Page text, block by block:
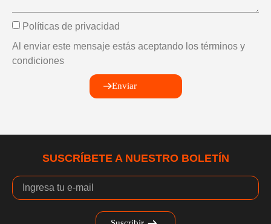
Políticas de privacidad
Al enviar este mensaje estás aceptando los términos y
condiciones
Enviar
SUSCRÍBETE A NUESTRO BOLETÍN